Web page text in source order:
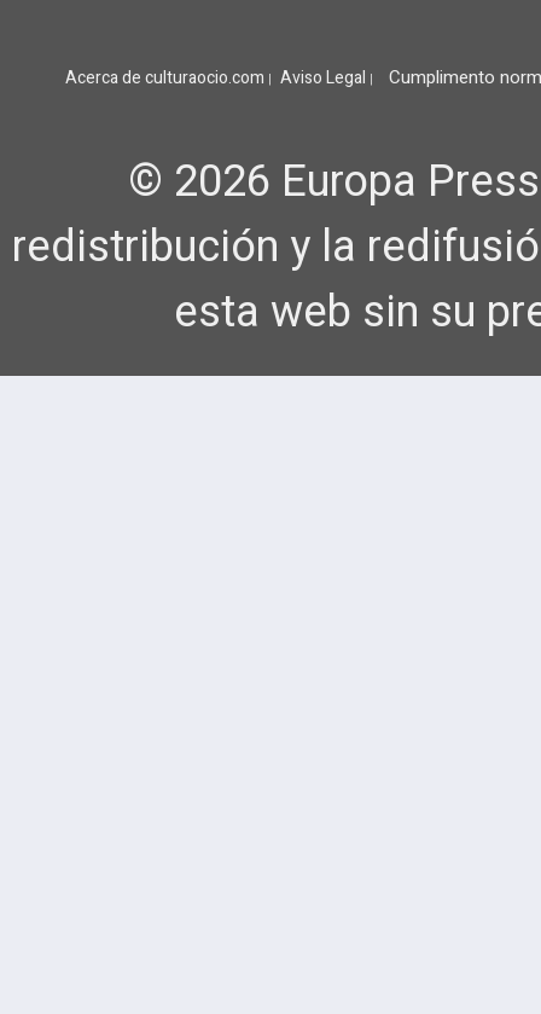
Acerca de culturaocio.com | Aviso Legal | Cumplimento
© 2026 Europa
redistribución y la
esta web sin su